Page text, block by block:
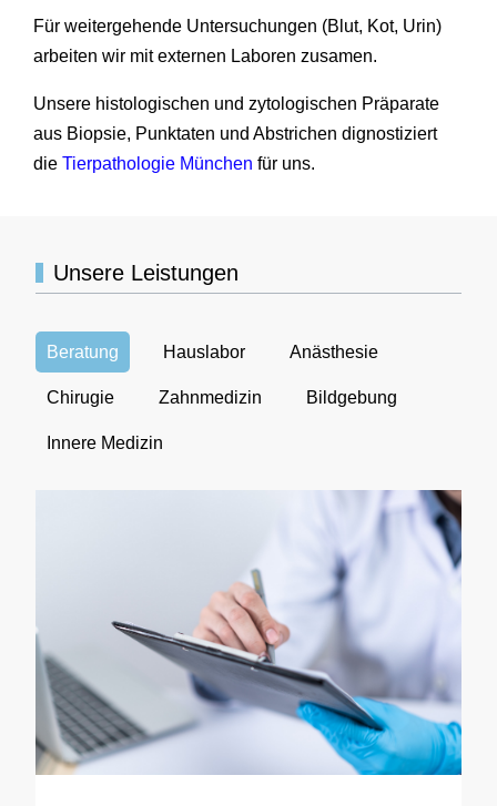
Für weitergehende Untersuchungen (Blut, Kot, Urin)
arbeiten wir mit externen Laboren zusamen.
Unsere histologischen und zytologischen Präparate
aus Biopsie, Punktaten und Abstrichen dignostiziert
die Tierpathologie München für uns.
Unsere Leistungen
Beratung Hauslabor Anästhesie
Chirugie Zahnmedizin Bildgebung
Innere Medizin